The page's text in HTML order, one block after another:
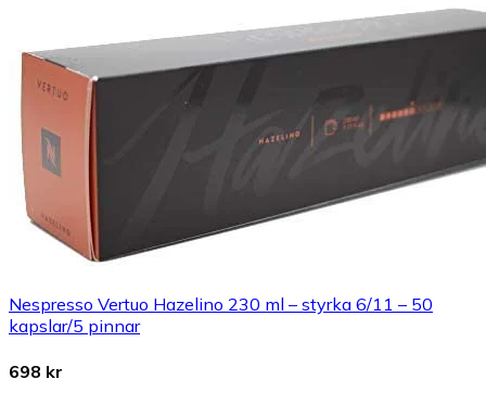
Nespresso Vertuo Hazelino 230 ml – styrka 6/11 – 50
kapslar/5 pinnar
698 kr